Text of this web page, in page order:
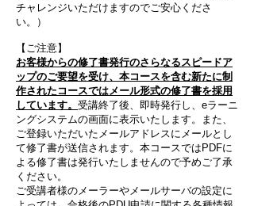
チャレンジいただけますのでご安心くださ
い。）
【ご注意】
お客様からの修了書発行のさらなるスピードア
ップのご要望を受け、本コースを含む新たに制
作されたコースではメール形式の修了書を採用
しています。 受講終了後、即時発行し、eラーニ
ングシステムの画面に表示いたします。また、
ご登録いただいたメールアドレスにメールとし
て修了書が送信されます。本コースではPDFに
よる修了書は発行いたしませんので予めご了承
ください。
ご受講者様のメーラーやメールサーバの設定に